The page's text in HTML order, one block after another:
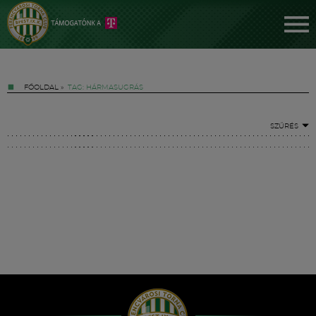
FŐOLDAL » TAG: HÁRMASUGRÁS
SZŰRÉS
Hírek